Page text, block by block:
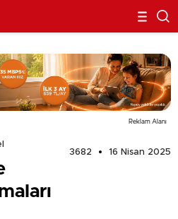
Reklam Alanı
3682
16 Nisan 2025